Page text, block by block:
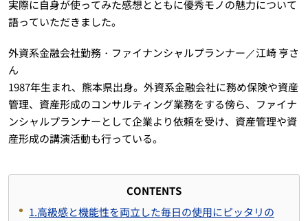
実際に自身が使ってみた感想とともに優秀モノの魅力について
語っていただきました。
外資系金融会社勤務・ファイナンシャルプランナー／江崎 亨さ
ん
1987年生まれ、熊本県出身。外資系金融会社に務め保険や資産
管理、資産形成のコンサルティング業務をする傍ら、ファイナ
ンシャルプランナーとして企業より依頼を受け、資産管理や資
産形成の講演活動も行っている。
CONTENTS
1.高級感と機能性を両立した毎日の使用にピッタリの